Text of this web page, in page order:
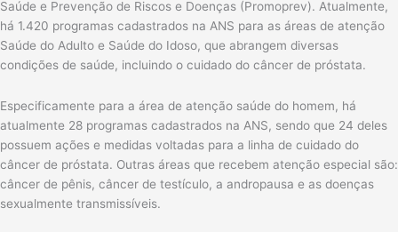
Saúde e Prevenção de Riscos e Doenças (Promoprev). Atualmente,
há 1.420 programas cadastrados na ANS para as áreas de atenção
Saúde do Adulto e Saúde do Idoso, que abrangem diversas
condições de saúde, incluindo o cuidado do câncer de próstata.
Especificamente para a área de atenção saúde do homem, há
atualmente 28 programas cadastrados na ANS, sendo que 24 deles
possuem ações e medidas voltadas para a linha de cuidado do
câncer de próstata. Outras áreas que recebem atenção especial são:
câncer de pênis, câncer de testículo, a andropausa e as doenças
sexualmente transmissíveis.